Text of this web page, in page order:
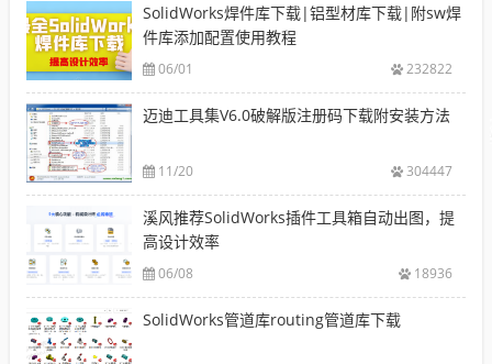
SolidWorks焊件库下载|铝型材库下载|附sw焊
件库添加配置使用教程
06/01 232822
迈迪工具集V6.0破解版注册码下载附安装方法
11/20 304447
溪风推荐SolidWorks插件工具箱自动出图，提
高设计效率
06/08 18936
SolidWorks管道库routing管道库下载